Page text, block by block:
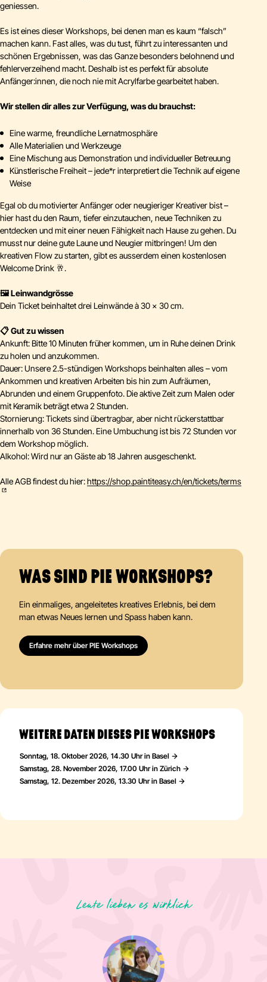
geniessen.
Es ist eines dieser Workshops, bei denen man es kaum “falsch”
machen kann. Fast alles, was du tust, führt zu interessanten und
schönen Ergebnissen, was das Ganze besonders belohnend und
fehlerverzeihend macht. Deshalb ist es perfekt für absolute
Anfänger:innen, die noch nie mit Acrylfarbe gearbeitet haben.
Wir stellen dir alles zur Verfügung, was du brauchst:
Eine warme, freundliche Lernatmosphäre
Alle Materialien und Werkzeuge
Eine Mischung aus Demonstration und individueller Betreuung
Künstlerische Freiheit – jede*r interpretiert die Technik auf eigene
Weise
Egal ob du motivierter Anfänger oder neugieriger Kreativer bist –
hier hast du den Raum, tiefer einzutauchen, neue Techniken zu
entdecken und mit einer neuen Fähigkeit nach Hause zu gehen. Du
musst nur deine gute Laune und Neugier mitbringen! Um den
kreativen Flow zu starten, gibt es ausserdem einen kostenlosen
Welcome Drink 🥂.
🖼️ Leinwandgrösse
Dein Ticket beinhaltet drei Leinwände à 30 × 30 cm.
📋 Gut zu wissen
Ankunft: Bitte 10 Minuten früher kommen, um in Ruhe deinen Drink
zu holen und anzukommen.
Dauer: Unsere 2.5-stündigen Workshops beinhalten alles – vom
Ankommen und kreativen Arbeiten bis hin zum Aufräumen,
Abrunden und einem Gruppenfoto. Die aktive Zeit zum Malen oder
mit Keramik beträgt etwa 2 Stunden.
Stornierung: Tickets sind übertragbar, aber nicht rückerstattbar
innerhalb von 36 Stunden. Eine Umbuchung ist bis 72 Stunden vor
dem Workshop möglich.
Alkohol: Wird nur an Gäste ab 18 Jahren ausgeschenkt.
Alle AGB findest du hier:https://shop.paintiteasy.ch/en/tickets/terms
WAS SIND PIE WORKSHOPS?
Ein einmaliges, angeleitetes kreatives Erlebnis, bei dem
man etwas Neues lernen und Spass haben kann.
Erfahre mehr über PIE Workshops
WEITERE DATEN DIESES PIE WORKSHOPS
Sonntag, 18. Oktober 2026, 14.30 Uhr in Basel
Samstag, 28. November 2026, 17.00 Uhr in Zürich
Samstag, 12. Dezember 2026, 13.30 Uhr in Basel
Leute lieben es wirklich